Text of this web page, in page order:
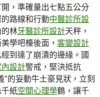
，準確量出七點五公分
路線和行動中醫診所設
的林牙醫診所設計天秤，
學吧檯後面， 客變設計
到達了崩潰的邊緣。國
設計警戒，堅決抵抗
”的妄動牛土豪見狀，立刻
千紙空間心理學鶴，讓千